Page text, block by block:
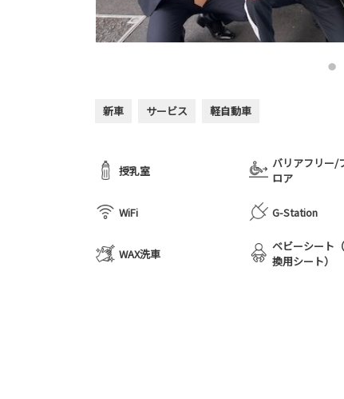
新車 サービス 軽自動車
授乳室
バリアフリー/
ロア
WiFi G-Station
WAX洗車
ベビーシート
換用シート）